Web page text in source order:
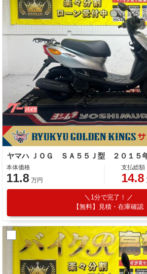
本体価格
11.8 万円
支払総額
14.8
1分で完了！
【無料】見積・在庫確認